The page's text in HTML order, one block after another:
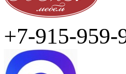
+7-915-959-